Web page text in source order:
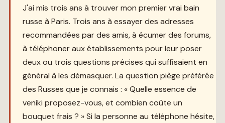
J'ai mis trois ans à trouver mon premier vrai bain
russe à Paris. Trois ans à essayer des adresses
recommandées par des amis, à écumer des forums,
à téléphoner aux établissements pour leur poser
deux ou trois questions précises qui suffisaient en
général à les démasquer. La question piège préférée
des Russes que je connais : « Quelle essence de
veniki proposez-vous, et combien coûte un
bouquet frais ? » Si la personne au téléphone hésite,